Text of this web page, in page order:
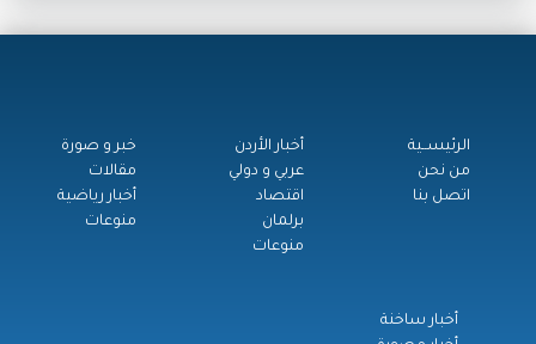
الرئيســية
من نحن
اتصل بنا
أخبار الأردن
عربي و دولي
اقتصاد
برلمان
منوعات
خبر و صورة
مقالات
أخبار رياضية
منوعات
أخبار ساخنة